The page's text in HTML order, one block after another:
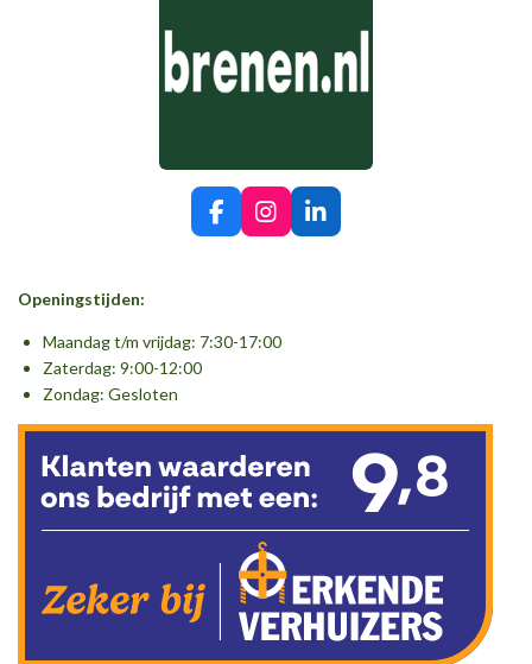
F
a
o
I
n
g
L
i
Openingstijden:
Maandag t/m vrijdag: 7:30-17:00
Zaterdag: 9:00-12:00
Zondag: Gesloten